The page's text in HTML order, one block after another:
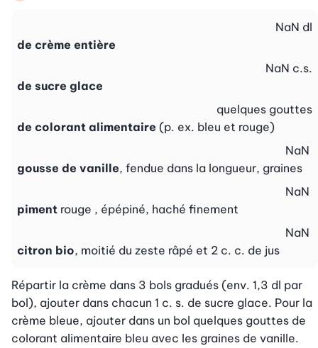
de crème entière
NaN dl
de sucre glace
NaN c.s.
de colorant alimentaire (p. ex. bleu et rouge)
quelques gouttes
gousse de vanille, fendue dans la longueur, graines
NaN
piment rouge , épépiné, haché finement
NaN
citron bio, moitié du zeste râpé et 2 c. c. de jus
NaN
Répartir la crème dans 3 bols gradués (env. 1,3 dl par
bol), ajouter dans chacun 1 c. s. de sucre glace. Pour la
crème bleue, ajouter dans un bol quelques gouttes de
colorant alimentaire bleu avec les graines de vanille.